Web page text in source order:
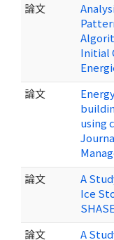
論文
Initial
論文
using
論文
A
Ice
論文
A